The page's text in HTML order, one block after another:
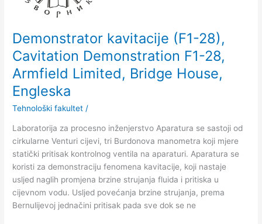
Demonstrator kavitacije (F1-28),
Cavitation Demonstration F1-28,
Armfield Limited, Bridge House,
Engleska
Tehnološki fakultet /
Laboratorija za procesno inženjerstvo Aparatura se sastoji od
cirkularne Venturi cijevi, tri Burdonova manometra koji mjere
statički pritisak kontrolnog ventila na aparaturi. Aparatura se
koristi za demonstraciju fenomena kavitacije, koji nastaje
uslјed naglih promjena brzine strujanja fluida i pritiska u
cijevnom vodu. Uslјed povećanja brzine strujanja, prema
Bernulijevoj jednačini pritisak pada sve dok se ne
Armfield
Limited,
Bridge
House,
Engleska